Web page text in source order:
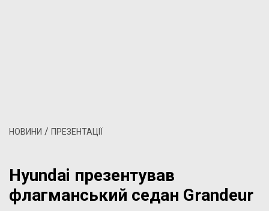
НОВИНИ / ПРЕЗЕНТАЦІЇ
Hyundai презентував
флагманський седан Grandeur